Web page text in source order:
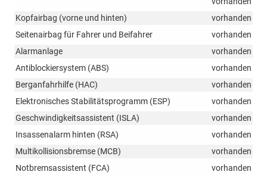
Kopfairbag (vorne und hinten)
vorhanden
Seitenairbag für Fahrer und Beifahrer
vorhanden
Alarmanlage
vorhanden
Antiblockiersystem (ABS)
vorhanden
Berganfahrhilfe (HAC)
vorhanden
Elektronisches Stabilitätsprogramm (ESP)
vorhanden
Geschwindigkeitsassistent (ISLA)
vorhanden
Insassenalarm hinten (RSA)
vorhanden
Multikollisionsbremse (MCB)
vorhanden
Notbremsassistent (FCA)
vorhanden